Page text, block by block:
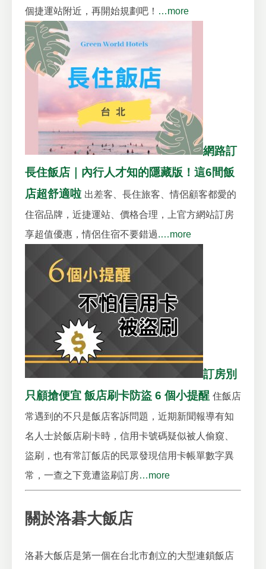
個捷運站附近，再開始規劃吧！ …more
網路訂
長住飯店｜內行人才知的隱藏版！這6間飯
店超舒適啦 出差客、長住旅客、情侶顧客都愛的
住宿品牌，近捷運站、價格合理，上官方網站訂房
享超值優惠，情侶住宿不要錯過.…more
訂房別
只顧搶便宜 飯店刷卡防盜 6 個小提醒 住飯店
常遇到的不只是飯店客訴問題，近期新聞報導有知
名人士於飯店刷卡時，信用卡號碼疑似被人偷窺、
盜刷，也有常訂飯店的民眾發現信用卡帳單數字異
常，一查之下竟遭盜刷訂房…more
關於洛碁大飯店
洛碁大飯店是第一個在台北市創立的大型連鎖飯店